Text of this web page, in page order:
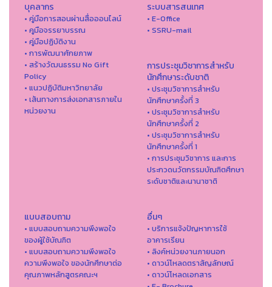
บุคลากร
• คู่มือการสอนผ่านสื่อออนไลน์
• คูมือจรรยาบรรณ
• คู่มือปฏิบัติงาน
• การพัฒนาศักยภาพ
• สร้างวัฒนธรรม No Gift
Policy
• แนวปฏิบัติมหาวิทยาลัย
• เส้นทางการส่งเอกสารภายใน
หน่วยงาน
ระบบสารสนเทศ
• E-Office
• SSRU-mail
การประชุมวิชาการสำหรับ
นักศึกษาระดับชาติ
• ประชุมวิชาการสำหรับ
นักศึกษาครั้งที่ 3
• ประชุมวิชาการสำหรับ
นักศึกษาครั้งที่ 2
• ประชุมวิชาการสำหรับ
นักศึกษาครั้งที่ 1
• การประชุมวิชาการ และการ
ประกวดนวัตกรรมบัณฑิตศึกษา
ระดับชาติและนานาชาติ
แบบสอบถาม
• แบบสอบถามความพึงพอใจ
ของผู้ใช้บัณฑิต
• แบบสอบถามความพึงพอใจ
ความพึงพอใจ ของนักศึกษาต่อ
คุณภาพหลักสูตรคณะฯ
อื่นๆ
• บริการแจ้งปัญหาการใ่ช้
อาคารเรียน
• ลิงค์หน่วยงานภายนอก
• ดาวน์โหลดตราสัญลักษณ์
• ดาวน์โหลดเอกสาร